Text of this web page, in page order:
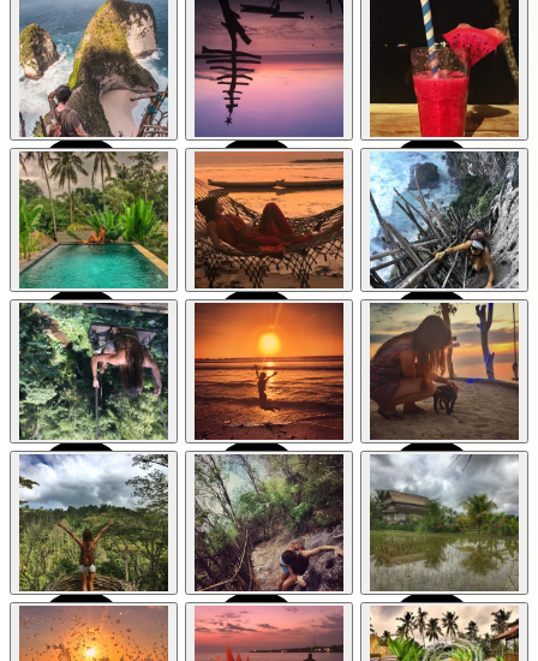
Bali: Templos,
naturaleza y cultura
en la isla de los
dioses
Indonesia
Bali: Templos,
naturaleza y cultura
en la isla de los
dioses
Indonesia
Bali: Templos,
naturaleza y cultura
en la isla de los
dioses
Indonesia
Bali: Templos,
naturaleza y cultura
en la isla de los
dioses
Indonesia
Bali: Templos,
naturaleza y cultura
en la isla de los
dioses
Indonesia
Bali: Templos,
naturaleza y cultura
en la isla de los
dioses
Indonesia
Bali: Templos,
naturaleza y cultura
en la isla de los
dioses
Indonesia
Bali: Templos,
naturaleza y cultura
en la isla de los
dioses
Indonesia
Bali: Templos,
naturaleza y cultura
en la isla de los
dioses
Indonesia
Bali: Templos,
naturaleza y cultura
en la isla de los
dioses
Indonesia
Bali: Templos,
naturaleza y cultura
en la isla de los
dioses
Indonesia
Bali: Templos,
naturaleza y cultura
en la isla de los
dioses
Indonesia
Bali: Templos,
naturaleza y cultura
en la isla de los
Bali: Templos,
naturaleza y cultura
en la isla de los
Bali: Templos,
naturaleza y cultura
en la isla de los